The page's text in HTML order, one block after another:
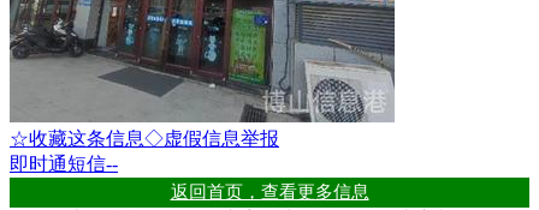
☆收藏这条信息◇虚假信息举报
即时通短信--
返回首页，查看更多信息